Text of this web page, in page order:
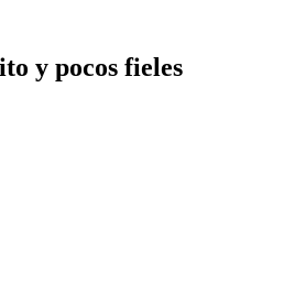
y pocos fieles